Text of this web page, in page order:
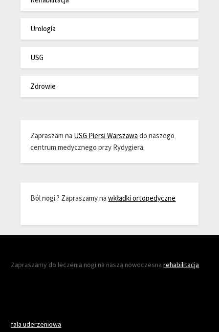
Urologia
USG
Zdrowie
Zapraszam na USG Piersi Warszawa do naszego
centrum medycznego przy Rydygiera.
Ból nogi ? Zapraszamy nawkładki ortopedyczne
Zapraszamy do leczenia nogi na naszą nowoczesnarehabilitacja
fala uderzeniowa